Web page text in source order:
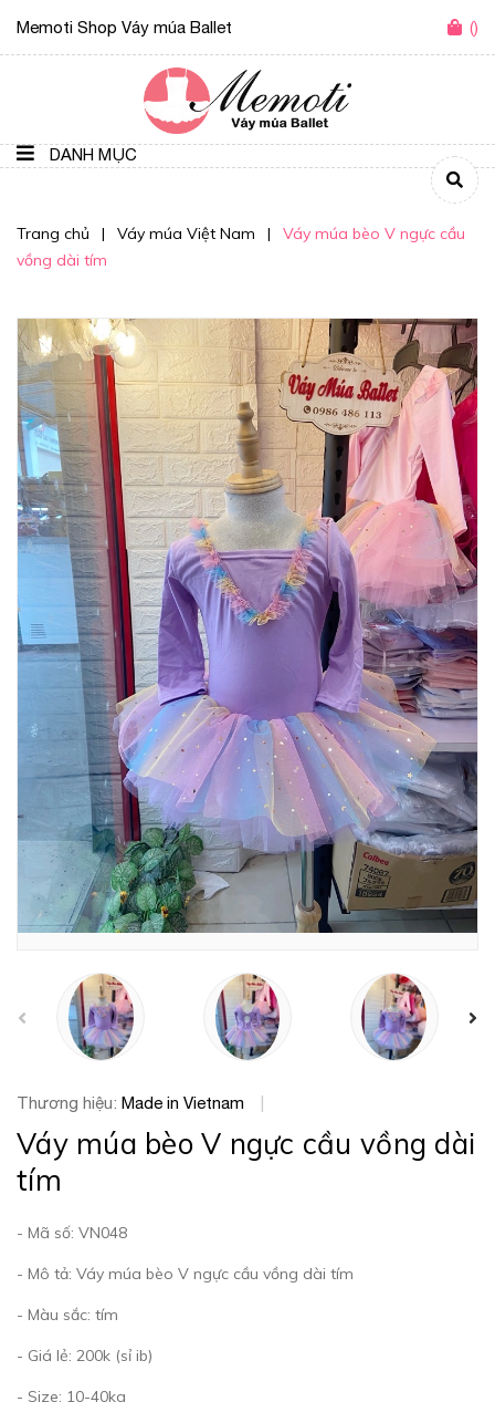
Memoti Shop Váy múa Ballet ()
DANH MỤC
Trang chủ | Váy múa Việt Nam |
Váy múa bèo V ngực cầu
vồng dài tím
prev
Thương hiệu: Made in Vietnam
Váy múa bèo V ngực cầu vồng dài
tím
- Mã số: VN048
- Mô tả: Váy múa bèo V ngực cầu vồng dài tím
- Màu sắc: tím
- Giá lẻ: 200k (sỉ ib)
- Size: 10-40kg